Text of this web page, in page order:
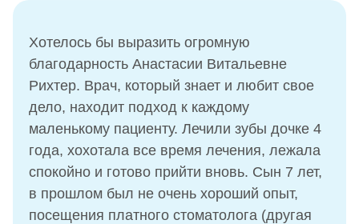
Хотелось бы выразить огромную
благодарность Анастасии Витальевне
Рихтер. Врач, который знает и любит свое
дело, находит подход к каждому
маленькому пациенту. Лечили зубы дочке 4
года, хохотала все время лечения, лежала
спокойно и готово прийти вновь. Сын 7 лет,
в прошлом был не очень хороший опыт,
посещения платного стоматолога (другая